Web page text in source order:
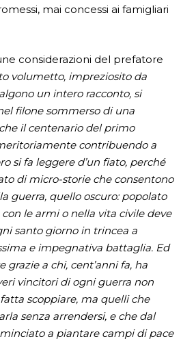
mai concessi ai famigliari
considerazioni del prefatore
volumetto, impreziosito da
un intero racconto, si
filone sommerso di una
il centenario del primo
contribuendo a
si fa leggere d’un fiato, perché
di micro-storie che consentono
guerra, quello oscuro: popolato
le armi o nella vita civile deve
santo giorno in trincea a
e impegnativa battaglia. Ed
a chi, cent’anni fa, ha
vincitori di ogni guerra non
scoppiare, ma quelli che
senza arrendersi, e che dal
a piantare campi di pace